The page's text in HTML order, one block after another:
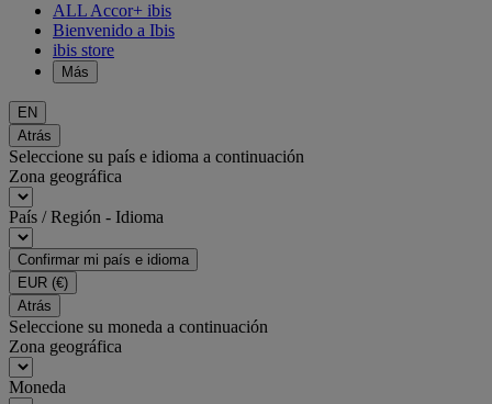
ALL Accor+ ibis
Bienvenido a Ibis
ibis store
Más
EN
Atrás
Seleccione su país e idioma a continuación
Zona geográfica
País / Región - Idioma
Confirmar mi país e idioma
EUR (€)
Atrás
Seleccione su moneda a continuación
Zona geográfica
Moneda